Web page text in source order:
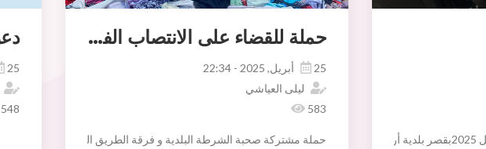
حملة للقضاء على الانتصاب الفوضوي
25 أبريل, 2025 - 22:34
ليلى العياشي
583
حملة مشتركة صحبة الشرطة البلدية و فرقة الطريق العمومي بالسوق
25 أبريل, 2025 - 21:58
548